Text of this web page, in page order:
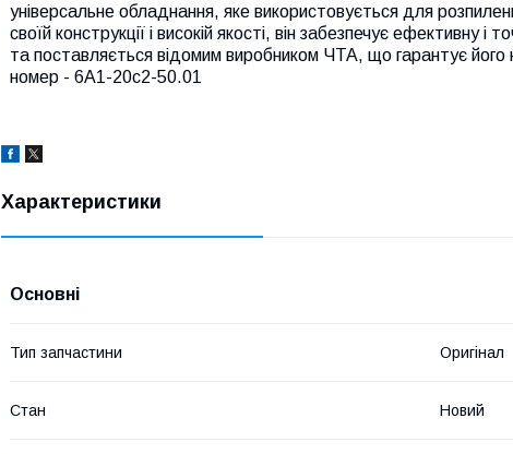
універсальне обладнання, яке використовується для
своїй конструкції і високій якості, він забезпечує ефективну
та поставляється відомим виробником ЧТА, що гарантує його
номер - 6А1-20с2-50.01
Характеристики
Основні
Тип запчастини Оригінал
Стан Новий